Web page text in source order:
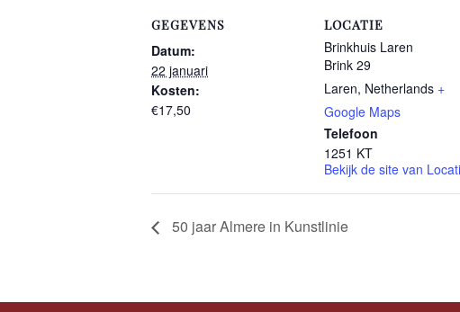
GEGEVENS
Datum:
22 januari
Kosten:
€17,50
LOCATIE
Brinkhuis Laren
Brink 29
Laren, Netherlands +
Google Maps
Telefoon
1251 KT
Bekijk de site van
50 jaar Almere in Kunstlinie